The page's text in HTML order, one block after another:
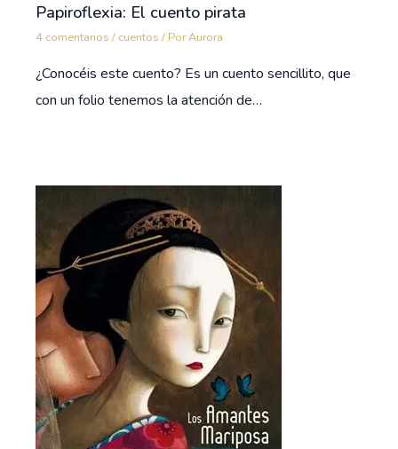
Papiroflexia: El cuento pirata
4 comentarios / cuentos / PorAurora
¿Conocéis este cuento? Es un cuento sencillito, que
con un folio tenemos la atención de…